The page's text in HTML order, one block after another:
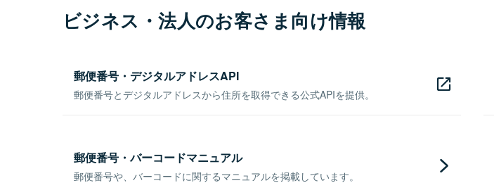
ビジネス・法人のお客さま向け情報
郵便番号・デジタルアドレスAPI
郵便番号とデジタルアドレスから住所を取得できる公式APIを提供。
郵便番号・バーコードマニュアル
郵便番号や、バーコードに関するマニュアルを掲載しています。